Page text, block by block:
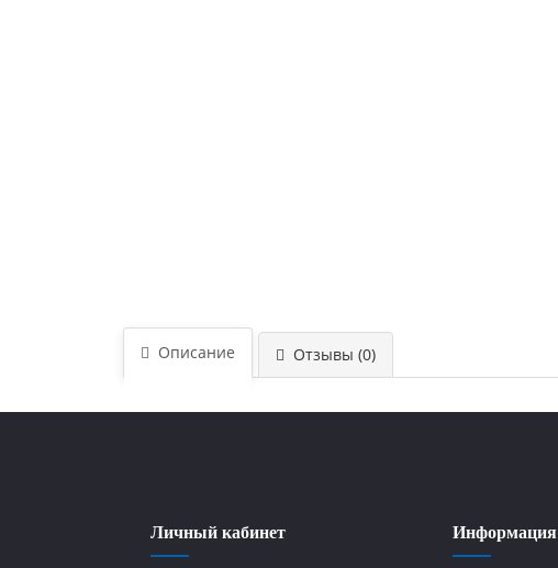
Описание Отзывы (0)
Личный кабинет Информация